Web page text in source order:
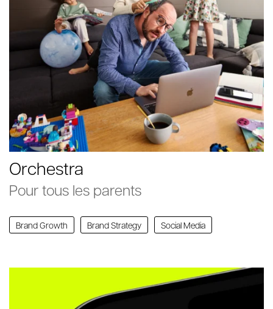
Orchestra
Brand Growth Brand Strategy Social Media
Pour tous les parents